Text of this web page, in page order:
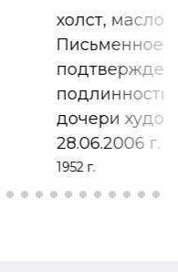
холст, масло
Письменное
подлинности
дочери
28.06.2006 г.
1952 г.